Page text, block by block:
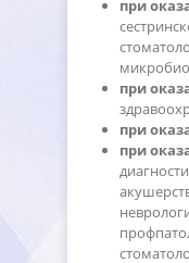
при
при
при
при